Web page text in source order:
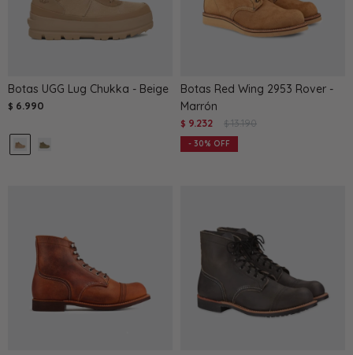
Botas UGG Lug Chukka - Beige
$ 6.990
Botas Red Wing 2953 Rover -
Marrón
$ 9.232 $ 13.190
30